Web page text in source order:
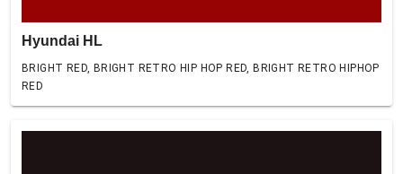
Hyundai HL
BRIGHT RED, BRIGHT RETRO HIP HOP RED, BRIGHT RETRO HIPHOP
RED